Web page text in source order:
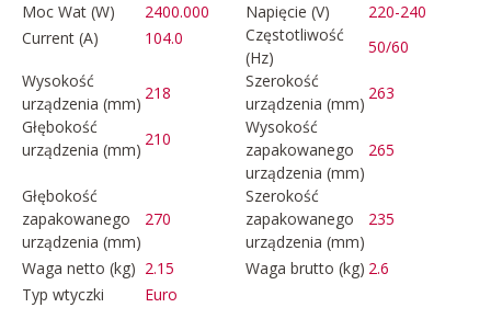
Moc Wat (W) 2400.000 Napięcie (V)
220-240
Current (A)
104.0
Częstotliwość
(Hz)
50/60
Wysokość
urządzenia (mm)
218
Szerokość
urządzenia (mm)
263
Głębokość
urządzenia (mm)
210
Wysokość
zapakowanego
urządzenia (mm)
265
Głębokość
zapakowanego
urządzenia (mm)
270
Szerokość
zapakowanego
urządzenia (mm)
235
Waga netto (kg) 2.15 Waga brutto (kg) 2.6
Typ wtyczki
Euro